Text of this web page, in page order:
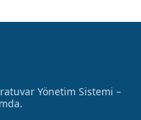
Yönetim Sistemi –